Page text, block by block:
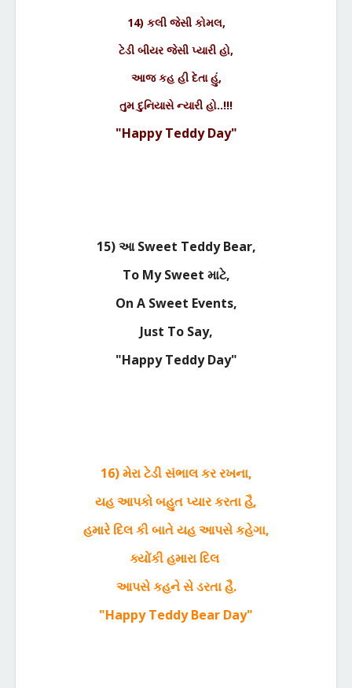
14) કલી જેસી કોમલ,
ટેડી બીયર જેસી પ્યારી હો,
આજ કહ હી દેતા હું,
તુમ દુનિયાસે ન્યારી હો..!!!
"Happy Teddy Day"
15) આ Sweet Teddy Bear,
To My Sweet માટે,
On A Sweet Events,
Just To Say,
"Happy Teddy Day"
16) મેરા ટેડી સંભાલ કર રખના,
યહ આપકો બહુત પ્યાર કરતા હૈ,
હમારે દિલ કી બાતે યહ આપસે કહેગા,
ક્યોંકી હમારા દિલ
આપસે કહને સે ડરતા હૈ.
"Happy Teddy Bear Day"